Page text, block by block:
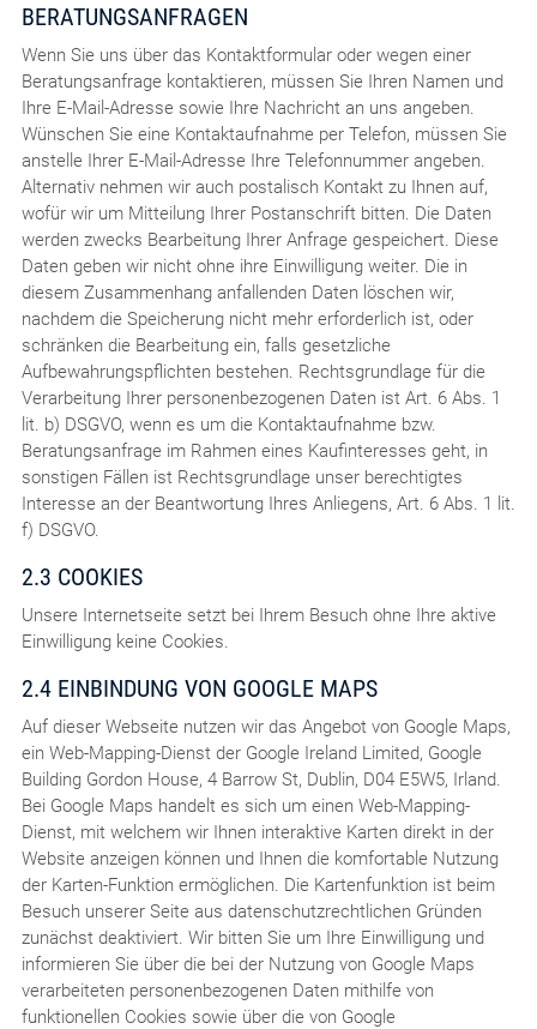
BERATUNGSANFRAGEN
Wenn Sie uns über das Kontaktformular oder wegen einer
Beratungsanfrage kontaktieren, müssen Sie Ihren Namen und
Ihre E-Mail-Adresse sowie Ihre Nachricht an uns angeben.
Wünschen Sie eine Kontaktaufnahme per Telefon, müssen Sie
anstelle Ihrer E-Mail-Adresse Ihre Telefonnummer angeben.
Alternativ nehmen wir auch postalisch Kontakt zu Ihnen auf,
wofür wir um Mitteilung Ihrer Postanschrift bitten. Die Daten
werden zwecks Bearbeitung Ihrer Anfrage gespeichert. Diese
Daten geben wir nicht ohne ihre Einwilligung weiter. Die in
diesem Zusammenhang anfallenden Daten löschen wir,
nachdem die Speicherung nicht mehr erforderlich ist, oder
schränken die Bearbeitung ein, falls gesetzliche
Aufbewahrungspflichten bestehen. Rechtsgrundlage für die
Verarbeitung Ihrer personenbezogenen Daten ist Art. 6 Abs. 1
lit. b) DSGVO, wenn es um die Kontaktaufnahme bzw.
Beratungsanfrage im Rahmen eines Kaufinteresses geht, in
sonstigen Fällen ist Rechtsgrundlage unser berechtigtes
Interesse an der Beantwortung Ihres Anliegens, Art. 6 Abs. 1 lit.
f) DSGVO.
2.3 COOKIES
Unsere Internetseite setzt bei Ihrem Besuch ohne Ihre aktive
Einwilligung keine Cookies.
2.4 EINBINDUNG VON GOOGLE MAPS
Auf dieser Webseite nutzen wir das Angebot von Google Maps,
ein Web-Mapping-Dienst der Google Ireland Limited, Google
Building Gordon House, 4 Barrow St, Dublin, D04 E5W5, Irland.
Bei Google Maps handelt es sich um einen Web-Mapping-
Dienst, mit welchem wir Ihnen interaktive Karten direkt in der
Website anzeigen können und Ihnen die komfortable Nutzung
der Karten-Funktion ermöglichen. Die Kartenfunktion ist beim
Besuch unserer Seite aus datenschutzrechtlichen Gründen
zunächst deaktiviert. Wir bitten Sie um Ihre Einwilligung und
informieren Sie über die bei der Nutzung von Google Maps
verarbeiteten personenbezogenen Daten mithilfe von
funktionellen Cookies sowie über die von Google